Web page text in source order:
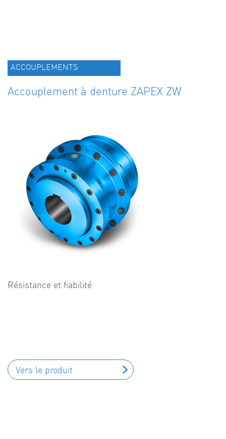
ACCOUPLEMENTS
Accouplement à denture ZAPEX ZW
Résistance et fiabilité
Vers le produit